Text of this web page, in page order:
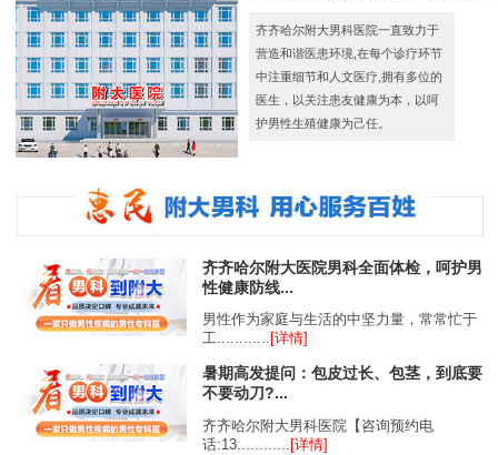
齐齐哈尔附大男科医院一直致力于
营造和谐医患环境,在每个诊疗环节
中注重细节和人文医疗,拥有多位的
医生，以关注患友健康为本，以呵
护男性生殖健康为己任。
齐齐哈尔附大医院男科全面体检，呵护男
性健康防线...
男性作为家庭与生活的中坚力量，常常忙于
工............ [详情]
暑期高发提问：包皮过长、包茎，到底要
不要动刀?...
齐齐哈尔附大男科医院【咨询预约电
话:13............
[详情]